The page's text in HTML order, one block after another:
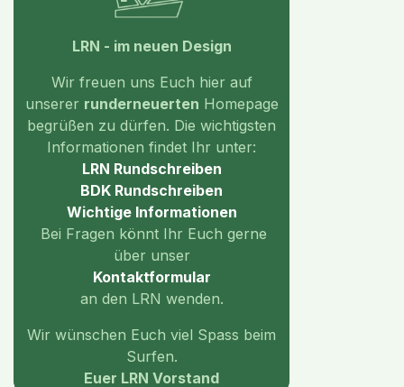
LRN - im neuen Design
Wir freuen uns Euch hier auf
unserer runderneuerten Homepage
begrüßen zu dürfen. Die wichtigsten
Informationen findet Ihr unter:
LRN Rundschreiben
BDK Rundschreiben
Wichtige Informationen
Bei Fragen könnt Ihr Euch gerne
über unser
Kontaktformular
an den LRN wenden.
Wir wünschen Euch viel Spass beim
Surfen.
Euer LRN Vorstand